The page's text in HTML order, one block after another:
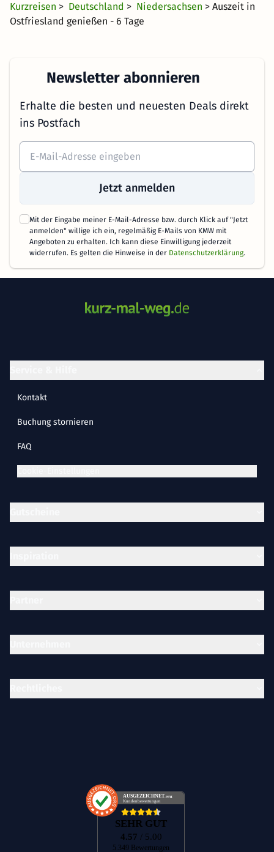
Kurzreisen > Deutschland > Niedersachsen > Auszeit in
Ostfriesland genießen - 6 Tage
Newsletter abonnieren
Erhalte die besten und neuesten Deals direkt
ins Postfach
Jetzt anmelden
Mit der Eingabe meiner E-Mail-Adresse bzw. durch Klick auf "Jetzt
anmelden" willige ich ein, regelmäßig E-Mails von KMW mit
Angeboten zu erhalten. Ich kann diese Einwilligung jederzeit
widerrufen. Es gelten die Hinweise in der Datenschutzerklärung.
AUSGEZEICHNET .org
Kundenbewertungen
SEHR GUT
4.57 / 5.00
5.349 Bewertungen
Kontakt
Buchung stornieren
FAQ